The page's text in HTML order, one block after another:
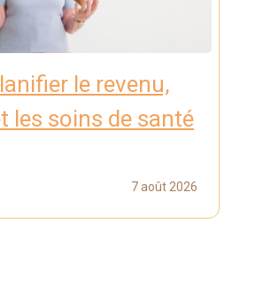
le revenu,
les soins de santé
7 août 2026